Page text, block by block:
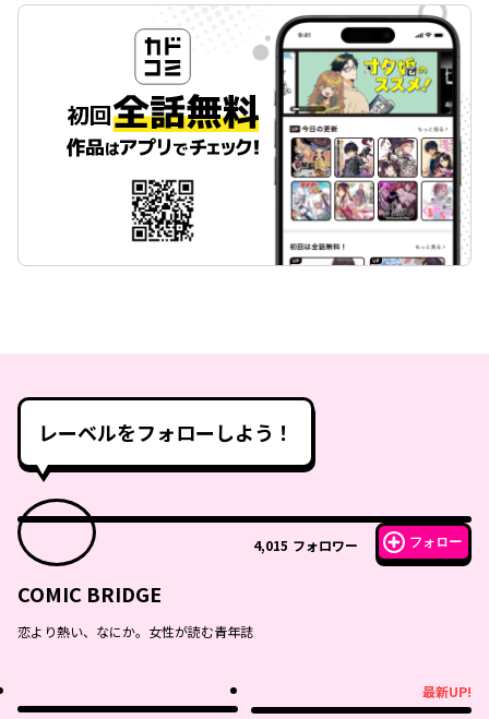
レーベルをフォローしよう！
4,015 フォロワー フォロー
COMIC BRIDGE
恋より熱い、なにか。女性が読む青年誌
最新UP!